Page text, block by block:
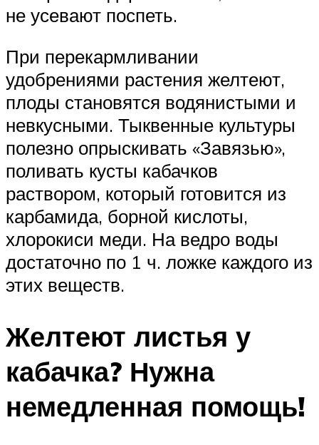
не усевают поспеть.
При перекармливании
удобрениями растения желтеют,
плоды становятся водянистыми и
невкусными. Тыквенные культуры
полезно опрыскивать «Завязью»,
поливать кусты кабачков
раствором, который готовится из
карбамида, борной кислоты,
хлорокиси меди. На ведро воды
достаточно по 1 ч. ложке каждого из
этих веществ.
Желтеют листья у
кабачка? Нужна
немедленная помощь!